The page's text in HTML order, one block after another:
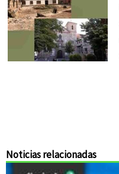
Noticias relacionadas